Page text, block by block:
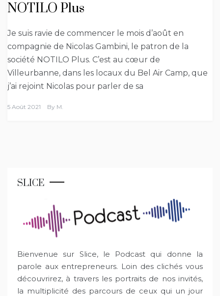
NOTILO Plus
Je suis ravie de commencer le mois d’août en
compagnie de Nicolas Gambini, le patron de la
société NOTILO Plus. C’est au cœur de
Villeurbanne, dans les locaux du Bel Air Camp, que
j’ai rejoint Nicolas pour parler de sa
5 Août 2021 By M.
SLICE
Bienvenue sur Slice, le Podcast qui donne la
parole aux entrepreneurs. Loin des clichés vous
découvrirez, à travers les portraits de nos invités,
la multiplicité des parcours de ceux qui un jour